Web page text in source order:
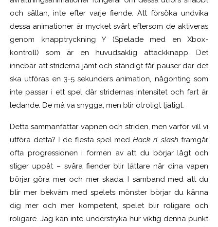
och sällan, inte efter varje fiende. Att försöka undvika
dessa animationer är mycket svårt eftersom de aktiveras
genom knapptryckning Y (Spelade med en Xbox-
kontroll) som är en huvudsaklig attackknapp. Det
innebär att striderna jämt och ständigt får pauser där det
ska utföras en 3-5 sekunders animation, någonting som
inte passar i ett spel där stridernas intensitet och fart är
ledande. De må va snygga, men blir otroligt tjatigt.
Detta sammanfattar vapnen och striden, men varför vill vi
utföra detta? I de flesta spel med Hack n’ slash framgår
ofta progressionen i formen av att du börjar lågt och
stiger uppåt – svåra fiender blir lättare när dina vapen
börjar göra mer och mer skada. I samband med att du
blir mer bekväm med spelets mönster börjar du känna
dig mer och mer kompetent, spelet blir roligare och
roligare. Jag kan inte understryka hur viktig denna punkt